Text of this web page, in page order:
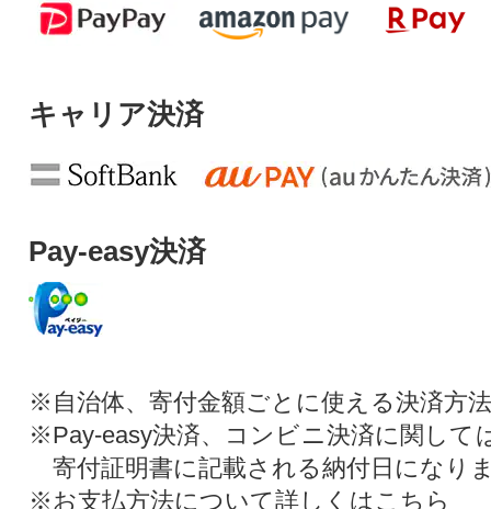
キャリア決済
Pay-easy決済
※自治体、寄付金額ごとに使える決済方
※Pay-easy決済、コンビニ決済に関して
寄付証明書に記載される納付日になり
※お支払方法について詳しくは こちら